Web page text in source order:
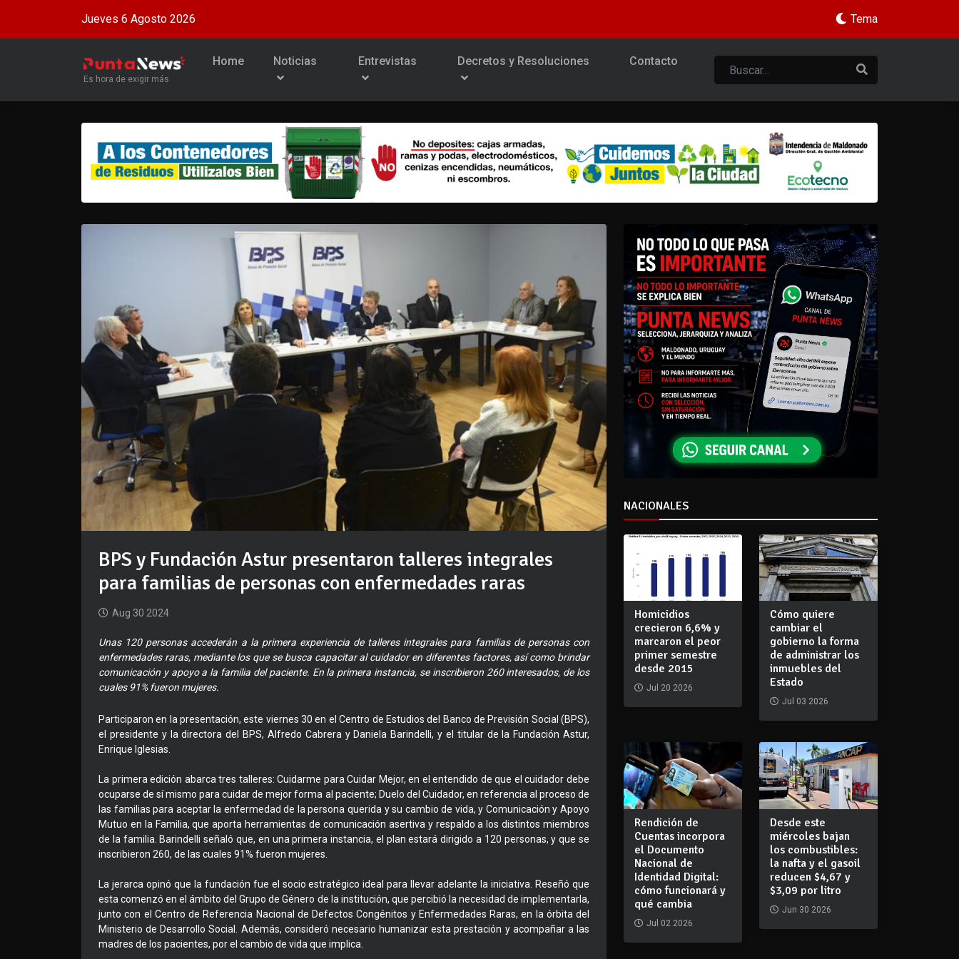
Jueves 6 Agosto 2026 Tema
Es hora de exigir más
Home Noticias Entrevistas Decretos y Resoluciones Contacto
BPS y Fundación Astur presentaron talleres integrales
para familias de personas con enfermedades raras
Aug 30 2024
Unas 120 personas accederán a la primera experiencia de talleres integrales para familias de personas con
enfermedades raras, mediante los que se busca capacitar al cuidador en diferentes factores, así como brindar
comunicación y apoyo a la familia del paciente. En la primera instancia, se inscribieron 260 interesados, de los
cuales 91% fueron mujeres.
Participaron en la presentación, este viernes 30 en el Centro de Estudios del Banco de Previsión Social (BPS),
el presidente y la directora del BPS, Alfredo Cabrera y Daniela Barindelli, y el titular de la Fundación Astur,
Enrique Iglesias.
La primera edición abarca tres talleres: Cuidarme para Cuidar Mejor, en el entendido de que el cuidador debe
ocuparse de sí mismo para cuidar de mejor forma al paciente; Duelo del Cuidador, en referencia al proceso de
las familias para aceptar la enfermedad de la persona querida y su cambio de vida, y Comunicación y Apoyo
Mutuo en la Familia, que aporta herramientas de comunicación asertiva y respaldo a los distintos miembros
de la familia. Barindelli señaló que, en una primera instancia, el plan estará dirigido a 120 personas, y que se
inscribieron 260, de las cuales 91% fueron mujeres.
La jerarca opinó que la fundación fue el socio estratégico ideal para llevar adelante la iniciativa. Reseñó que
esta comenzó en el ámbito del Grupo de Género de la institución, que percibió la necesidad de implementarla,
junto con el Centro de Referencia Nacional de Defectos Congénitos y Enfermedades Raras, en la órbita del
Ministerio de Desarrollo Social. Además, consideró necesario humanizar esta prestación y acompañar a las
madres de los pacientes, por el cambio de vida que implica.
NACIONALES
Homicidios
crecieron 6,6% y
marcaron el peor
primer semestre
desde 2015
Jul 20 2026
Cómo quiere
cambiar el
gobierno la forma
de administrar los
inmuebles del
Estado
Jul 03 2026
Rendición de
Cuentas incorpora
el Documento
Nacional de
Identidad Digital:
cómo funcionará y
qué cambia
Jul 02 2026
Desde este
miércoles bajan
los combustibles:
la nafta y el gasoil
reducen $4,67 y
$3,09 por litro
Jun 30 2026